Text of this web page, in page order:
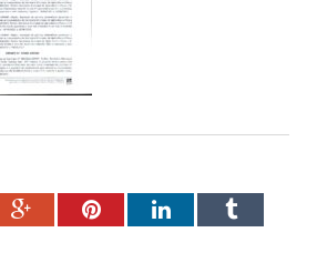
Google+PinterestLinkedInTumblr